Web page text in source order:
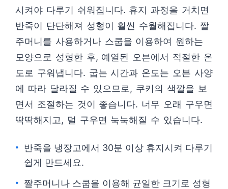
시켜야 다루기 쉬워집니다. 휴지 과정을 거치면
반죽이 단단해져 성형이 훨씬 수월해집니다. 짤
주머니를 사용하거나 스쿱을 이용하여 원하는
모양으로 성형한 후, 예열된 오븐에서 적절한 온
도로 구워냅니다. 굽는 시간과 온도는 오븐 사양
에 따라 달라질 수 있으므로, 쿠키의 색깔을 보
면서 조절하는 것이 좋습니다. 너무 오래 구우면
딱딱해지고, 덜 구우면 눅눅해질 수 있습니다.
반죽을 냉장고에서 30분 이상 휴지시켜 다루기
쉽게 만드세요.
짤주머니나 스쿱을 이용해 균일한 크기로 성형